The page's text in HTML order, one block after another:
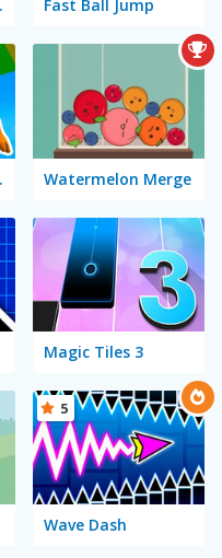
2 Fast Ball Jump
Watermelon Merge
Magic Tiles 3
Wave Dash
5